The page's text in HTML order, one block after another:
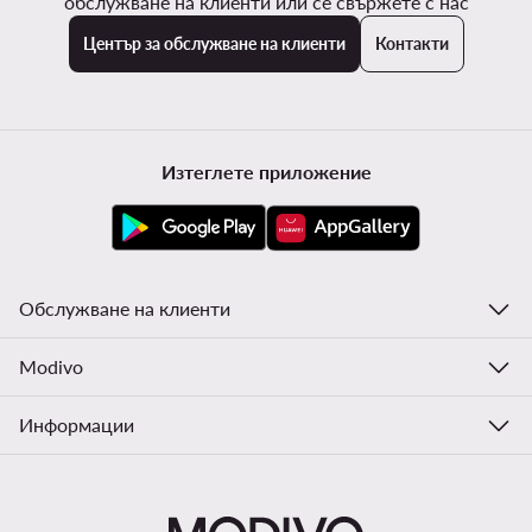
Център за обслужване на клиенти Контакти
Изтеглете приложение
Обслужване на клиенти
Modivo
Информации